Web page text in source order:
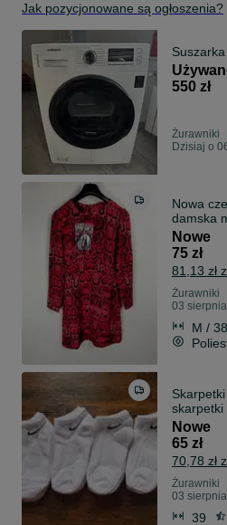
Jak pozycjonowane są ogłoszenia?
550 zł
Żurawniki
Dzisiaj o
Nowa
damska
Nowe
75 zł
81,13 zł
Żurawniki
03
M / 38
skarpetki
Nowe
65 zł
70,78 zł
Żurawniki
03
39